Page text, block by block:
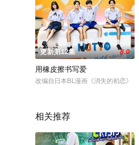
更新第12集 8.0
用橡皮擦书写爱
改编自日本BL漫画《消失的初恋》
相关推荐